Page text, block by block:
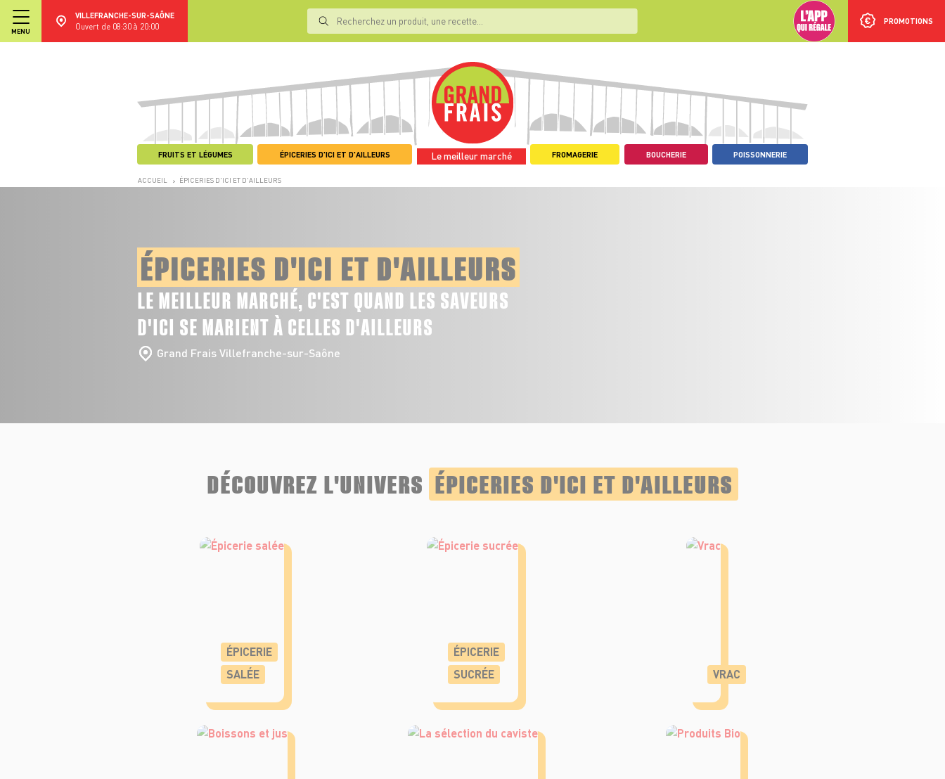
MENU
VILLEFRANCHE-SUR-SAÔNE
Ouvert de 08:30 à 20:00
PROMOTIONS
FRUITS ET LÉGUMES ÉPICERIES D'ICI ET D'AILLEURS Le meilleur marché FROMAGERIE BOUCHERIE POISSONNERIE
ACCUEIL > ÉPICERIES D'ICI ET D'AILLEURS
ÉPICERIES D'ICI ET D'AILLEURS
LE MEILLEUR MARCHÉ, C'EST QUAND LES SAVEURS
D'ICI SE MARIENT À CELLES D'AILLEURS
Grand Frais Villefranche-sur-Saône
DÉCOUVREZ L'UNIVERS ÉPICERIES D'ICI ET D'AILLEURS
ÉPICERIE
SALÉE
ÉPICERIE
SUCRÉE
VRAC